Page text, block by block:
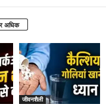
अधिक
जीवनशैली